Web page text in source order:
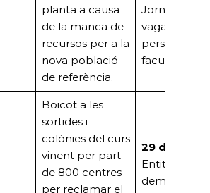
planta a causa
de la manca de
recursos per a la
nova població
de referència.
Jornada de
vaga de
personal
facultatiu.
Boicot a les
sortides i
colònies del curs
vinent per part
de 800 centres
per reclamar el
29 d’abril:
Entitats
demanen